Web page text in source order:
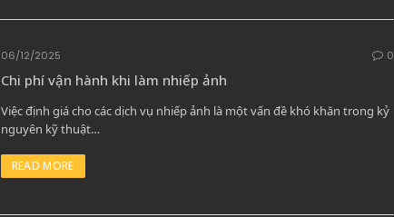
06/12/2025 0
Chi phí vận hành khi làm nhiếp ảnh
Việc định giá cho các dịch vụ nhiếp ảnh là một vấn đề khó khăn trong kỷ
nguyên kỹ thuật…
READ MORE